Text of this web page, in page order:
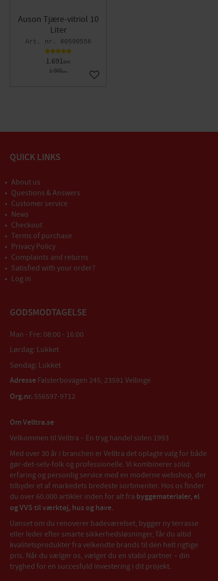
Auson Tjære-vitriol 10
Liter
60590556
1.691DKK
1.900DKK
Gem som favorit
QUICK LINKS
About us
Questions & Answers
Customer service
News
Checkout
Terms of purchase
Privacy Policy
Complaints and returns
Satisfied with your order?
Log in
GODSMODTAGELSE
Man - Fre: 08:00 - 16:00
Lørdag: Lukket
Søndag: Lukket
Adresse Falsterbovägen 245, 23591 Vellinge
Org.nr. 556597-9712
Om Velltra.se
Velkommen til Velltra – En tryg handel siden 1993
Med over 30 år i branchen er Velltra det oplagte valg for både
gør-det-selv-folk og professionelle. Vi kombinerer solid
erfaring og personlig service med en moderne webshop, der
tilbyder et af markedets bredeste sortimenter. Hos os finder
du over 60.000 artikler inden for alt fra byggematerialer, el
og VVS til værktøj, hus og have.
Uanset om du renoverer badeværelset, bygger ny terrasse
eller leder efter smarte sikkerhedsløsninger, får du altid
kvalitetsprodukter fra velkendte brands til den helt rigtige
pris. Når du vælger os, vælger du en stabil partner – din
tryghed for en succesfuld investering i dit projekt.